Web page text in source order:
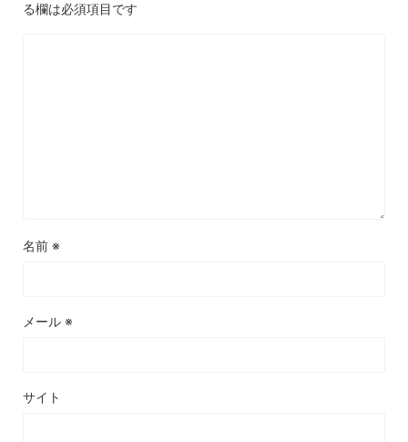
る欄は必須項目です
名前 ※
メール ※
サイト